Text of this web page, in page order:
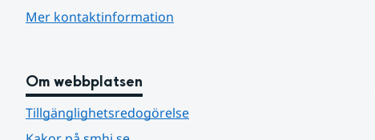
Mer kontaktinformation
Om webbplatsen
Tillgänglighetsredogörelse